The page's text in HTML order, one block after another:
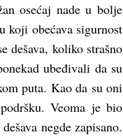
osećaj nade u bolje
koji obećava sigurnost
dešava, koliko strašno
ubeđivali da su
puta. Kao da su oni
Veoma je bio
negde zapisano.